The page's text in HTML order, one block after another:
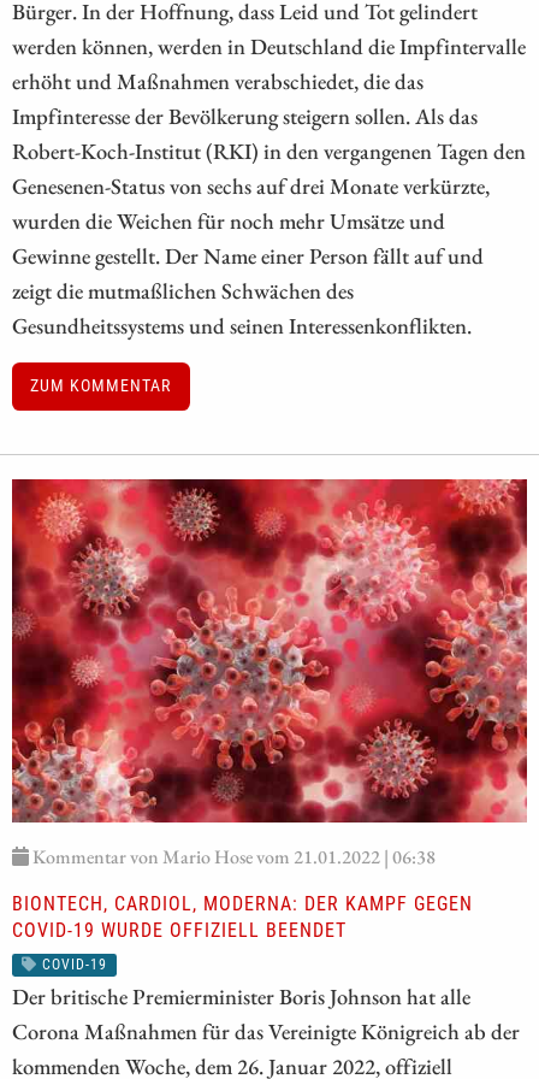
Bürger. In der Hoffnung, dass Leid und Tot gelindert
werden können, werden in Deutschland die Impfintervalle
erhöht und Maßnahmen verabschiedet, die das
Impfinteresse der Bevölkerung steigern sollen. Als das
Robert-Koch-Institut (RKI) in den vergangenen Tagen den
Genesenen-Status von sechs auf drei Monate verkürzte,
wurden die Weichen für noch mehr Umsätze und
Gewinne gestellt. Der Name einer Person fällt auf und
zeigt die mutmaßlichen Schwächen des
Gesundheitssystems und seinen Interessenkonflikten.
ZUM KOMMENTAR
Kommentar von Mario Hose vom 21.01.2022 | 06:38
BIONTECH, CARDIOL, MODERNA: DER KAMPF GEGEN
COVID-19 WURDE OFFIZIELL BEENDET
COVID-19
Der britische Premierminister Boris Johnson hat alle
Corona Maßnahmen für das Vereinigte Königreich ab der
kommenden Woche, dem 26. Januar 2022, offiziell